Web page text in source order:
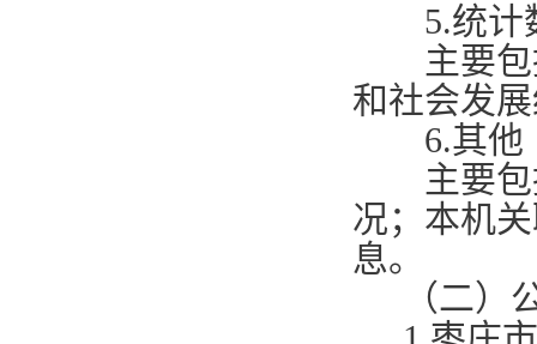
5.统计
主要包
和社会发
6.其他
主要包
况；本机
息。
（二）